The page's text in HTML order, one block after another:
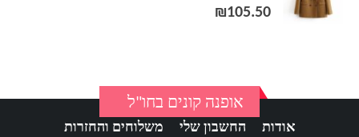
0
out of 5
₪105.50
אופנה קונים בחו"ל
אודות החשבון שלי
משלוחים והחזרות